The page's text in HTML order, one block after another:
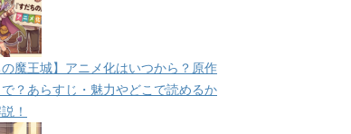
の魔王城】アニメ化はいつから？原作
？あらすじ・魅力やどこで読めるか
！